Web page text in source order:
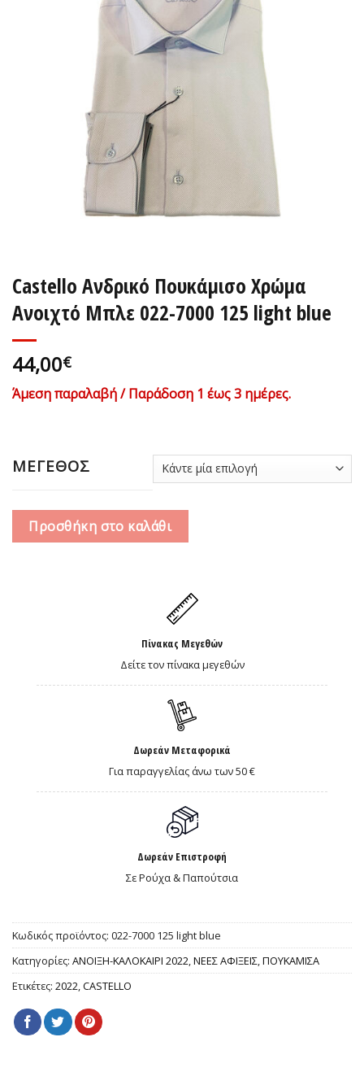
Castello Ανδρικό Πουκάμισο Χρώμα
Ανοιχτό Μπλε 022-7000 125 light blue
44,00€
Άμεση παραλαβή / Παράδοση 1 έως 3 ημέρες.
ΜΕΓΕΘΟΣ
Προσθήκη στο καλάθι
Πίνακας Μεγεθών
Δείτε τον πίνακα μεγεθών
Δωρεάν Μεταφορικά
Για παραγγελίας άνω των 50 €
Δωρεάν Επιστροφή
Σε Ρούχα & Παπούτσια
Κωδικός προϊόντος: 022-7000 125 light blue
Κατηγορίες: ΑΝΟΙΞΗ-ΚΑΛΟΚΑΙΡΙ 2022,ΝΕΕΣ ΑΦΙΞΕΙΣ,ΠΟΥΚΑΜΙΣΑ
Ετικέτες: 2022,CASTELLO